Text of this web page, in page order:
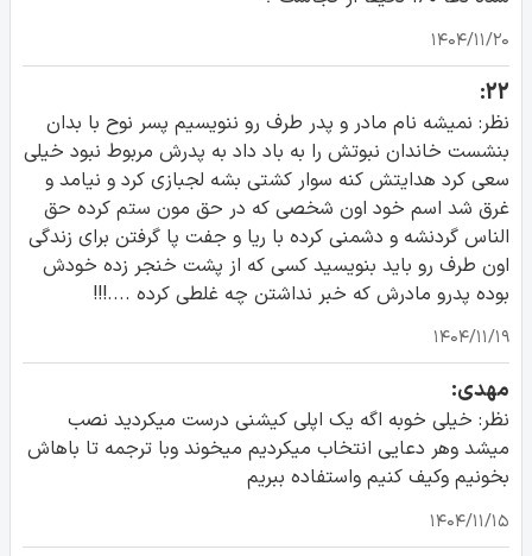
۱۴۰۴/۱۱/۲۰
22:
نظر: نمیشه نام مادر و پدر طرف رو ننویسیم پسر نوح با بدان
بنشست خاندان نبوتش را به باد داد به پدرش مربوط نبود خیلی
سعی کرد هدایتش کنه سوار کشتی بشه لجبازی کرد و نیامد و
غرق شد اسم خود اون شخصی که در حق مون ستم کرده حق
الناس گردنشه و دشمنی کرده با ریا و جفت پا گرفتن برای زندگی
اون طرف رو باید بنویسید کسی که از پشت خنجر زده خودش
بوده پدرو مادرش که خبر نداشتن چه غلطی کرده ....!!!
۱۴۰۴/۱۱/۱۹
مهدی:
نظر: خیلی خوبه اگه یک اپلی کیشنی درست میکردید نصب
میشد وهر دعایی انتخاب میکردیم میخوند وبا ترجمه تا باهاش
بخونیم وکیف کنیم واستفاده ببریم
۱۴۰۴/۱۱/۱۵